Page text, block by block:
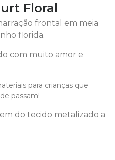
Floral
frontal em meia
florida.
com muito amor e
para crianças que
passam!
do tecido metalizado a